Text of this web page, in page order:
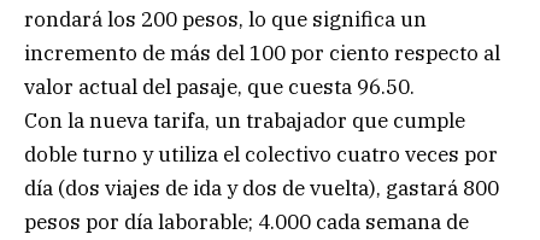
rondará los 200 pesos, lo que significa un
incremento de más del 100 por ciento respecto al
valor actual del pasaje, que cuesta 96.50.
Con la nueva tarifa, un trabajador que cumple
doble turno y utiliza el colectivo cuatro veces por
día (dos viajes de ida y dos de vuelta), gastará 800
pesos por día laborable; 4.000 cada semana de